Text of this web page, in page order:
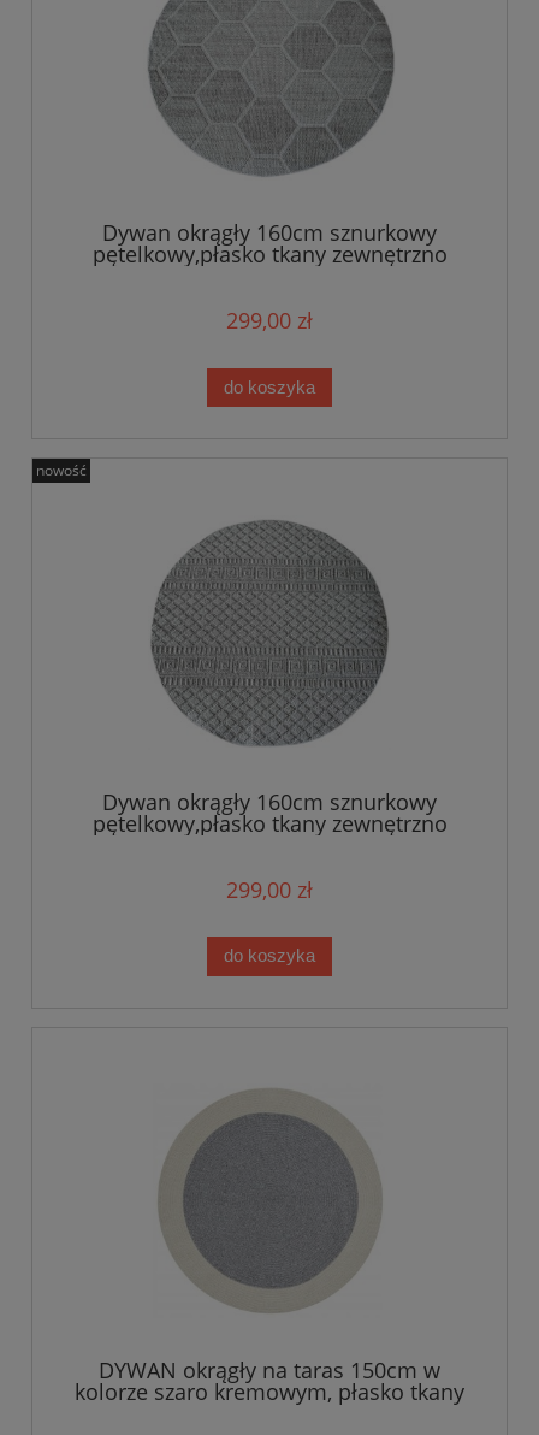
Dywan okrągły 160cm sznurkowy
pętelkowy,płasko tkany zewnętrzno
wewnętrzny EVEL
299,00 zł
do koszyka
Dywan okrągły 160cm sznurkowy
pętelkowy,płasko tkany zewnętrzno
wewnętrzny EVEL
299,00 zł
do koszyka
nowość
DYWAN okrągły na taras 150cm w
kolorze szaro kremowym, płasko tkany
sznurkowy